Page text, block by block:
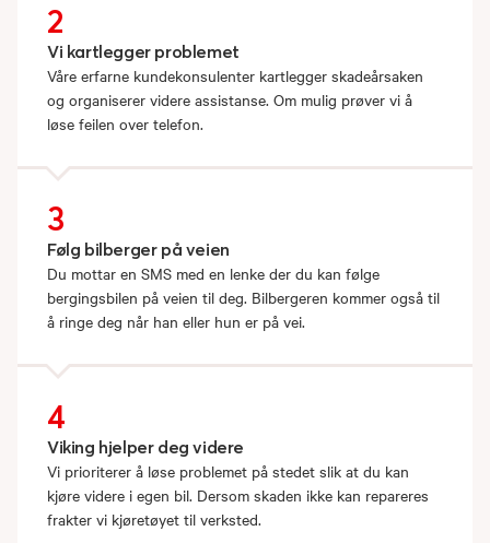
2
Vi kartlegger problemet
Våre erfarne kundekonsulenter kartlegger skadeårsaken
og organiserer videre assistanse. Om mulig prøver vi å
løse feilen over telefon.
3
Følg bilberger på veien
Du mottar en SMS med en lenke der du kan følge
bergingsbilen på veien til deg. Bilbergeren kommer også til
å ringe deg når han eller hun er på vei.
4
Viking hjelper deg videre
Vi prioriterer å løse problemet på stedet slik at du kan
kjøre videre i egen bil. Dersom skaden ikke kan repareres
frakter vi kjøretøyet til verksted.